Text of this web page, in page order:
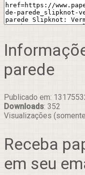
parede
Publicado em:
Downloads: 352
Visualizações
Receba
em seu